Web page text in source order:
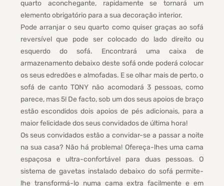
quarto aconchegante, rapidamente se tornará um
elemento obrigatório para a sua decoração interior.
Pode arranjar o seu quarto como quiser graças ao sofá
reversível que pode ser colocado do lado direito ou
esquerdo do sofá. Encontrará uma caixa de
armazenamento debaixo deste sofá onde poderá colocar
os seus edredões e almofadas. E se olhar mais de perto, o
sofá de canto TONY não acomodará 3 pessoas, como
parece, mas 5! De facto, sob um dos seus apoios de braço
estão escondidos dois apoios de pés adicionais, para a
maior felicidade dos seus convidados de última hora!
Os seus convidados estão a convidar-se a passar a noite
na sua casa? Não há problema! Ofereça-lhes uma cama
espaçosa e ultra-confortável para duas pessoas. O
sistema de gavetas instalado debaixo do sofá permite-
lhe transformá-lo numa cama extra facilmente e em